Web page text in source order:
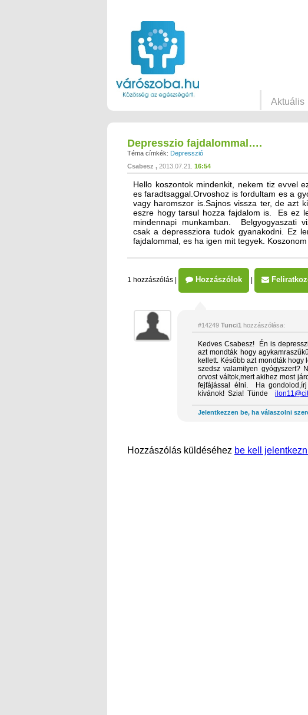
Aktuális
Depresszio fajdalommal….
Téma címkék: Depresszió
Csabesz
2013.07.21. 16:54
Hello koszontok mindenkit, nekem tiz evvel
es faradtsaggal.Orvoshoz is fordultam es a
vagy haromszor is.Sajnos vissza ter, de azt
eszre hogy tarsul hozza fajdalom is. Es ez
mindennapi munkamban. Belgyogyaszati
csak a depressziora tudok gyanakodni. Ez
fajdalommal, es ha igen mit tegyek.
1 hozzászólás | Hozzászólok |
#14249 Tunci1 hozzászólása:
Kedves Csabesz! Én is
azt mondták hogy
kellett. Később azt mondták hogy
szedsz valamilyen gyógyszert?
orvost váltok,mert akihez most
fejfájással élni. Ha
kívánok! Szia! Tünde
Jelentkezzen be, ha válaszolni
Hozzászólás küldéséhez be kell